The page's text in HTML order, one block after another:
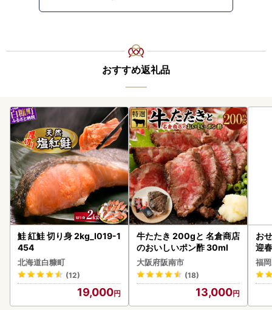
おすすめ返礼品
鮭 紅鮭 切り身 2kg_I019-1
454
北海道白糠町
(12)
19,000
牛たたき 200gと 名倉商店
のおいしいポン酢 30ml
大阪府阪南市
(18)
13,000
お
迎
福